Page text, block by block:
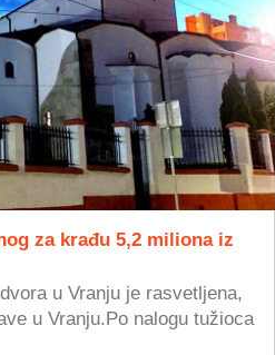
za krađu 5,2 miliona iz
u Vranju je rasvetljena,
u Vranju.Po nalogu tužioca